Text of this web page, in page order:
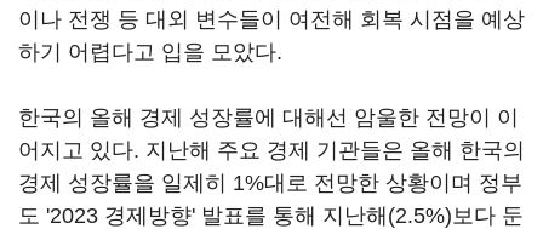
이나 전쟁 등 대외 변수들이 여전해 회복 시점을 예상
하기 어렵다고 입을 모았다.
한국의 올해 경제 성장률에 대해선 암울한 전망이 이
어지고 있다. 지난해 주요 경제 기관들은 올해 한국의
경제 성장률을 일제히 1%대로 전망한 상황이며 정부
도 '2023 경제방향' 발표를 통해 지난해(2.5%)보다 둔